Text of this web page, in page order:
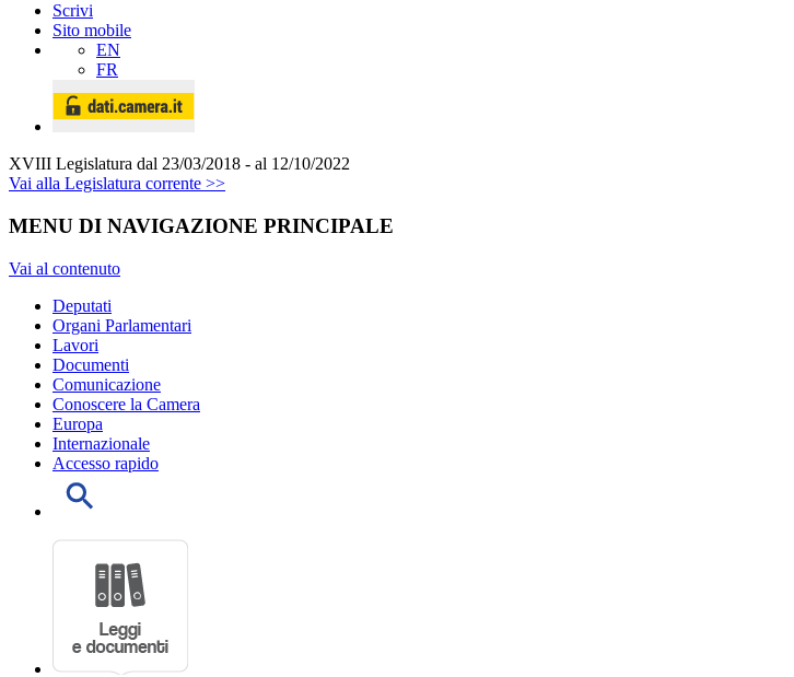
Scrivi
Sito mobile
EN
FR
XVIII Legislatura dal 23/03/2018 - al 12/10/2022
Vai alla Legislatura corrente >>
MENU DI NAVIGAZIONE PRINCIPALE
Vai al contenuto
Deputati
Organi Parlamentari
Lavori
Documenti
Comunicazione
Conoscere la Camera
Europa
Internazionale
Accesso rapido